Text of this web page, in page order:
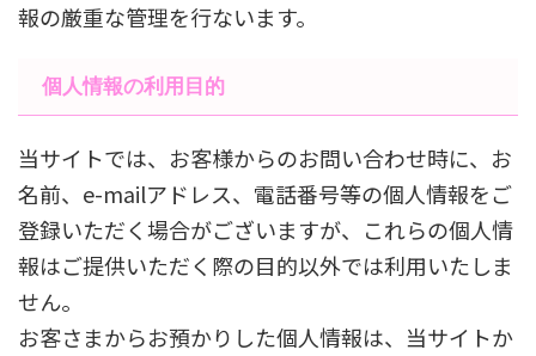
報の厳重な管理を行ないます。
個人情報の利用目的
当サイトでは、お客様からのお問い合わせ時に、お
名前、e-mailアドレス、電話番号等の個人情報をご
登録いただく場合がございますが、これらの個人情
報はご提供いただく際の目的以外では利用いたしま
せん。
お客さまからお預かりした個人情報は、当サイトか